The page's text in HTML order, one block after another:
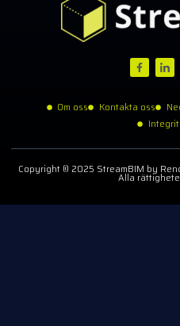
Om oss Kontakta oss
Copyright © 2025 StreamBIM by
Alla